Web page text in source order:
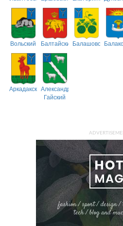
Вольский БалтайскийБалашовский
АркадакскийАлександрово-
Гайский